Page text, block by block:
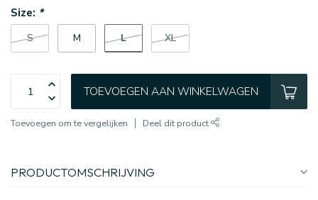
Size: *
S M L XL
TOEVOEGEN AAN WINKELWAGEN
Toevoegen om te vergelijken Deel dit product
PRODUCTOMSCHRIJVING